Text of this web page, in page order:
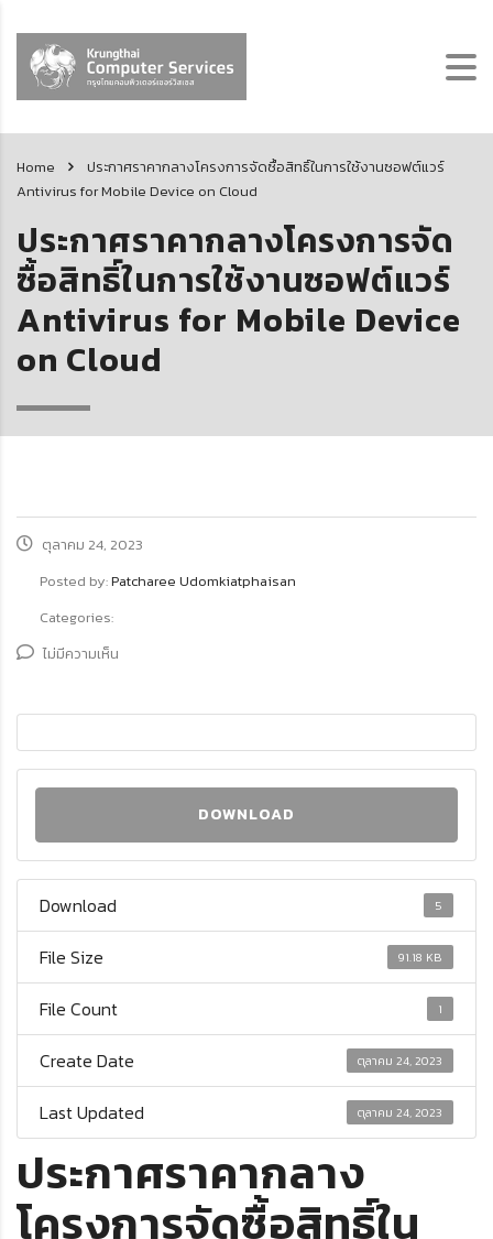
Home
ประกาศราคากลางโครงการจัดซื้อสิทธิ์ในการใช้งานซอฟต์แวร์
Antivirus for Mobile Device on Cloud
ประกาศราคากลางโครงการจัด
ซื้อสิทธิ์ในการใช้งานซอฟต์แวร์
Antivirus for Mobile Device
on Cloud
ตุลาคม 24, 2023
Posted by:Patcharee Udomkiatphaisan
Categories:
ไม่มีความเห็น
DOWNLOAD
Download 5
File Size 91.18 KB
File Count 1
Create Date ตุลาคม 24, 2023
Last Updated ตุลาคม 24, 2023
ประกาศราคากลาง
โครงการจัดซื้อสิทธิ์ใน